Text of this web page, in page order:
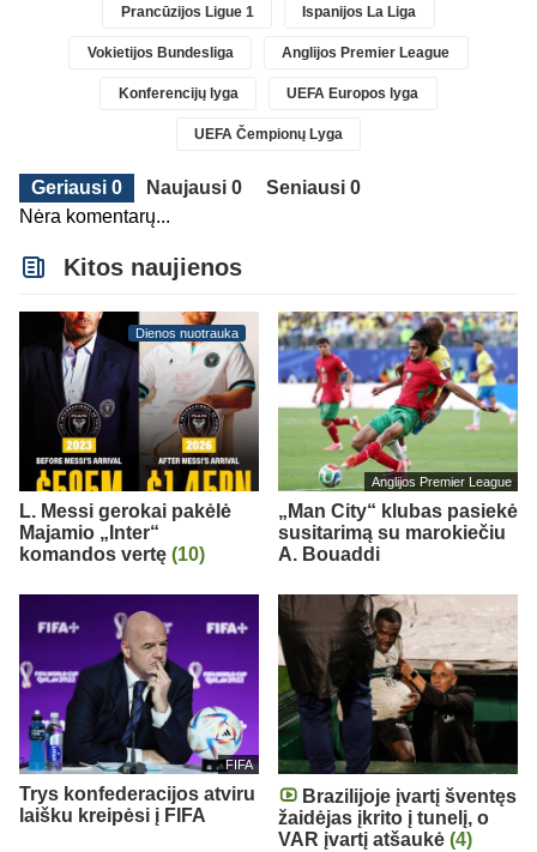
Prancūzijos Ligue 1 Ispanijos La Liga
Vokietijos Bundesliga Anglijos Premier League
Konferencijų lyga UEFA Europos lyga
UEFA Čempionų Lyga
Geriausi 0 Naujausi 0
Seniausi 0
Nėra komentarų...
Kitos naujienos
Dienos nuotrauka
L. Messi gerokai pakėlė
Majamio „Inter“
komandos vertę (10)
Anglijos Premier League
„Man City“ klubas pasiekė
susitarimą su marokiečiu
A. Bouaddi
FIFA
Trys konfederacijos atviru
laišku kreipėsi į FIFA
Brazilijoje įvartį šventęs
žaidėjas įkrito į tunelį, o
VAR įvartį atšaukė (4)